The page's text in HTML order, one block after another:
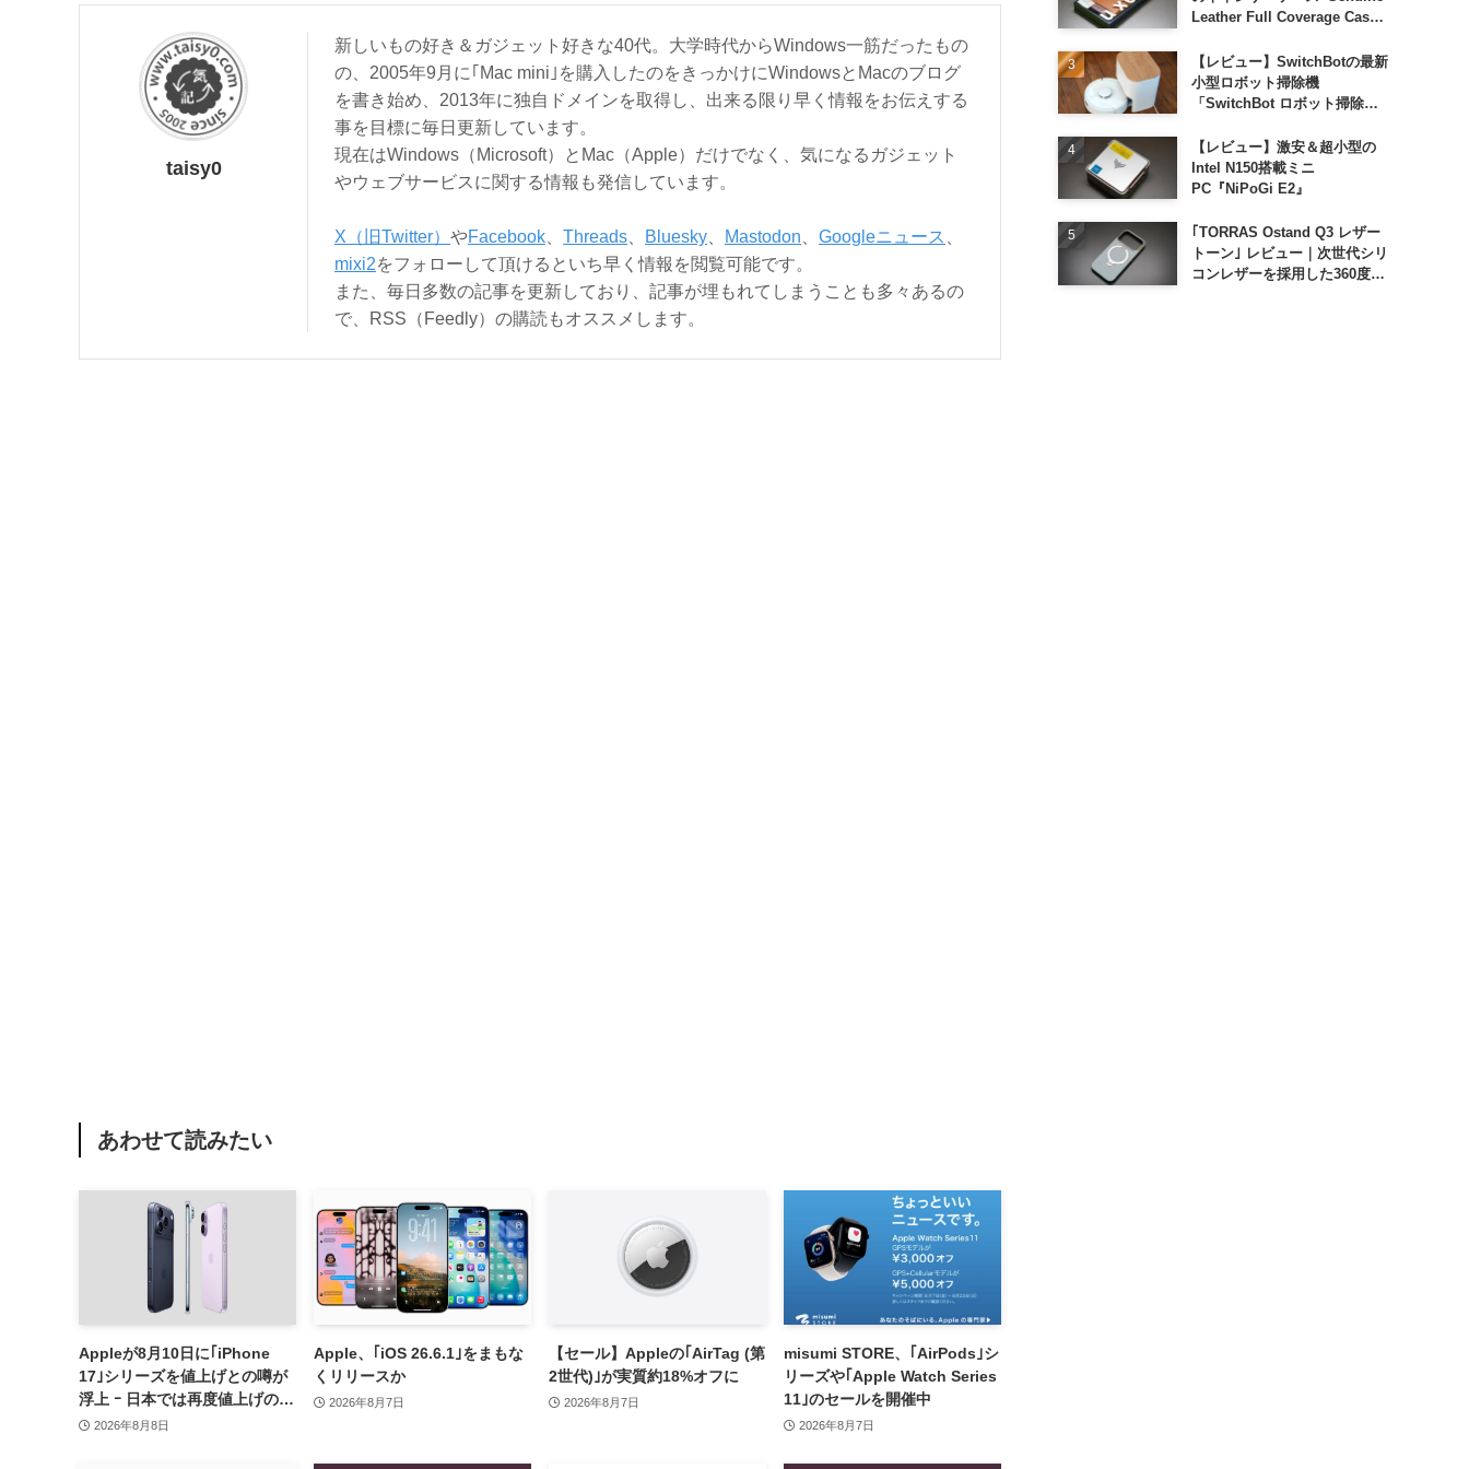
taisy0
新しいもの好き＆ガジェット好きな40代。大学時代からWindows一筋だったもの
の、2005年9月に｢Mac mini｣を購入したのをきっかけにWindowsとMacのブログ
を書き始め、2013年に独自ドメインを取得し、出来る限り早く情報をお伝えする
事を目標に毎日更新しています。
現在はWindows（Microsoft）とMac（Apple）だけでなく、気になるガジェット
やウェブサービスに関する情報も発信しています。
X（旧Twitter） やFacebook Threads Bluesky Mastodon Googleニュース
mixi2をフォローして頂けるといち早く情報を閲覧可能です。
また、毎日多数の記事を更新しており、記事が埋もれてしまうことも多々あるの
で、RSS（Feedly）の購読もオススメします。
あわせて読みたい
Appleが8月10日に｢iPhone
17｣シリーズを値上げとの噂が
浮上 ｰ 日本では再度値上げの可
能性も?!
2026年8月8日
Apple、｢iOS 26.6.1｣をまもな
くリリースか
2026年8月7日
【セール】Appleの｢AirTag (第
2世代)｣が実質約18%オフに
2026年8月7日
misumi STORE、｢AirPods｣シ
リーズや｢Apple Watch Series
11｣のセールを開催中
2026年8月7日
Leather Full Coverage Case
【レビュー】SwitchBotの最新
小型ロボット掃除機
「SwitchBot ロボット掃除機
【レビュー】激安＆超小型の
Intel N150搭載ミニ
PC『NiPoGi E2』
｢TORRAS Ostand Q3 レザー
トーン｣ レビュー｜次世代シリ
コンレザーを採用した360度回